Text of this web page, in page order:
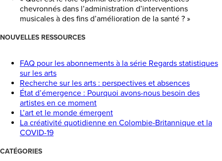
chevronnés dans l’administration d’interventions
musicales à des fins d’amélioration de la santé ? »
NOUVELLES RESSOURCES
FAQ pour les abonnements à la série Regards statistiques
sur les arts
Recherche sur les arts : perspectives et absences
État d’émergence : Pourquoi avons-nous besoin des
artistes en ce moment
L’art et le monde émergent
La créativité quotidienne en Colombie-Britannique et la
COVID-19
CATÉGORIES